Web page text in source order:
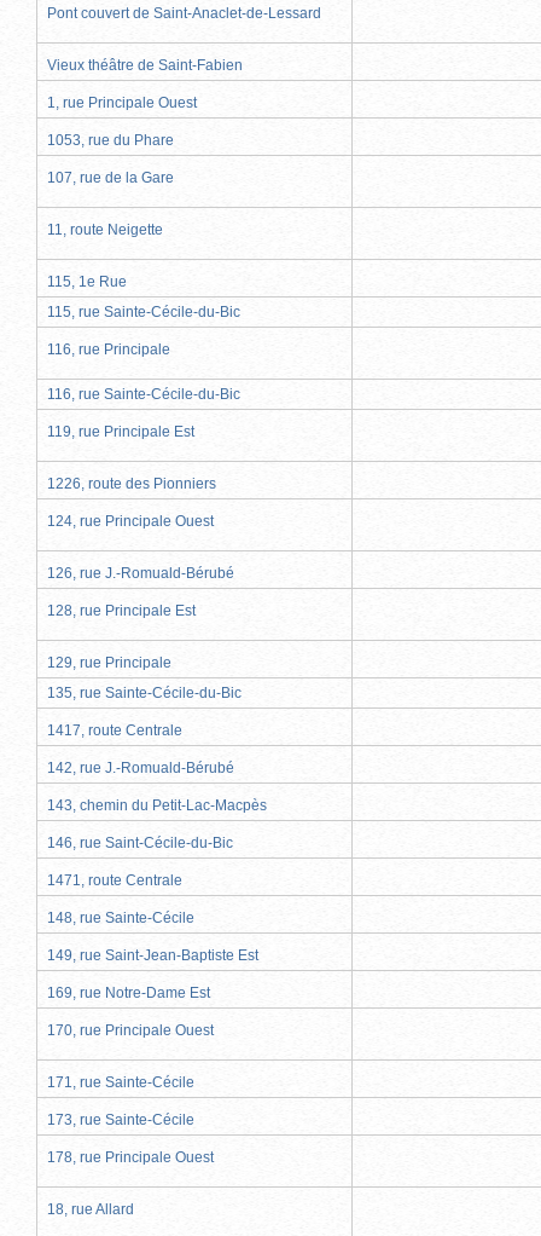
Pont couvert de Saint-Anaclet-de-Lessard
Vieux théâtre de Saint-Fabien
1, rue Principale Ouest
1053, rue du Phare
107, rue de la Gare
11, route Neigette
115, 1e Rue
115, rue Sainte-Cécile-du-Bic
116, rue Principale
116, rue Sainte-Cécile-du-Bic
119, rue Principale Est
1226, route des Pionniers
124, rue Principale Ouest
126, rue J.-Romuald-Bérubé
128, rue Principale Est
129, rue Principale
135, rue Sainte-Cécile-du-Bic
1417, route Centrale
142, rue J.-Romuald-Bérubé
143, chemin du Petit-Lac-Macpès
146, rue Saint-Cécile-du-Bic
1471, route Centrale
148, rue Sainte-Cécile
149, rue Saint-Jean-Baptiste Est
169, rue Notre-Dame Est
170, rue Principale Ouest
171, rue Sainte-Cécile
173, rue Sainte-Cécile
178, rue Principale Ouest
18, rue Allard